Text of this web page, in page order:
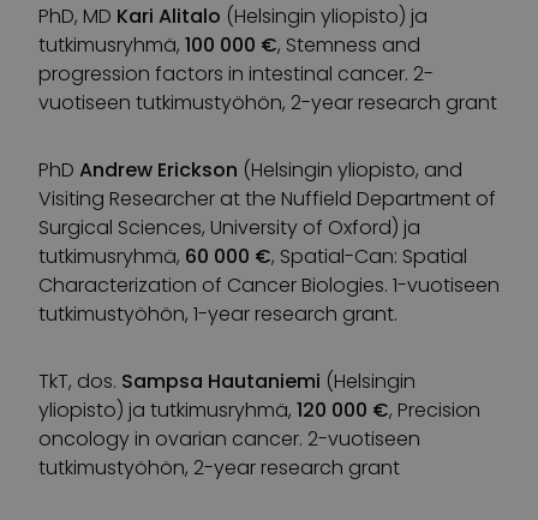
PhD, MD Kari Alitalo (Helsingin yliopisto) ja
tutkimusryhmä, 100 000 €, Stemness and
progression factors in intestinal cancer. 2-
vuotiseen tutkimustyöhön, 2-year research grant
PhD Andrew Erickson (Helsingin yliopisto, and
Visiting Researcher at the Nuffield Department of
Surgical Sciences, University of Oxford) ja
tutkimusryhmä, 60 000 €, Spatial-Can: Spatial
Characterization of Cancer Biologies. 1-vuotiseen
tutkimustyöhön, 1-year research grant.
TkT, dos. Sampsa Hautaniemi (Helsingin
yliopisto) ja tutkimusryhmä, 120 000 €, Precision
oncology in ovarian cancer. 2-vuotiseen
tutkimustyöhön, 2-year research grant